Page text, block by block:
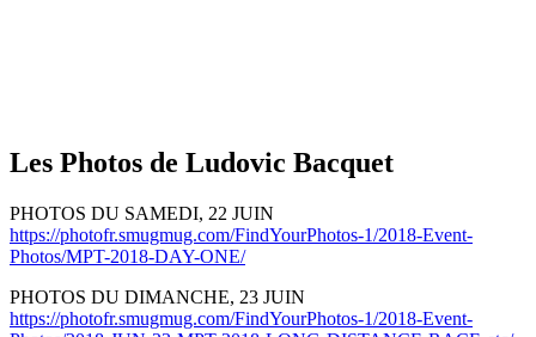
Les Photos de Ludovic Bacquet
PHOTOS DU SAMEDI, 22 JUIN
https://photofr.smugmug.com/FindYourPhotos-1/2018-Event-
Photos/MPT-2018-DAY-ONE/
PHOTOS DU DIMANCHE, 23 JUIN
https://photofr.smugmug.com/FindYourPhotos-1/2018-Event-